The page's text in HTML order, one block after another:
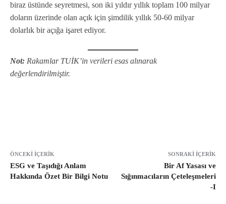
biraz üstünde seyretmesi, son iki yıldır yıllık toplam 100 milyar
doların üzerinde olan açık için şimdilik yıllık 50-60 milyar
dolarlık bir açığa işaret ediyor.
Not: Rakamlar TUİK’in verileri esas alınarak
değerlendirilmiştir.
ÖNCEKI İÇERIK
ESG ve Taşıdığı Anlam
Hakkında Özet Bir Bilgi Notu
SONRAKI İÇERIK
Bir Af Yasası ve
Sığınmacıların Çeteleşmeleri
-I